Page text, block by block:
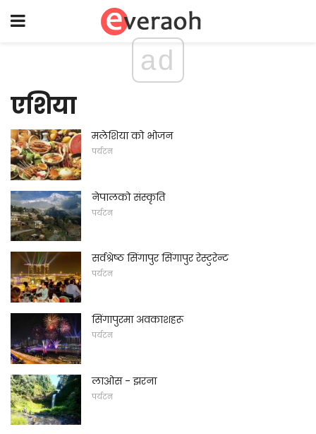
ad
एशिया
मलेशिया को भोजन
पर्यटन
नेपालको संस्कृति
पर्यटन
सर्वश्रेष्ठ सिंगापुर सिंगापुर रेस्टुरेन्ट
पर्यटन
सिंगापुरमा अवकाशहरू
पर्यटन
लाओस - झरना
पर्यटन